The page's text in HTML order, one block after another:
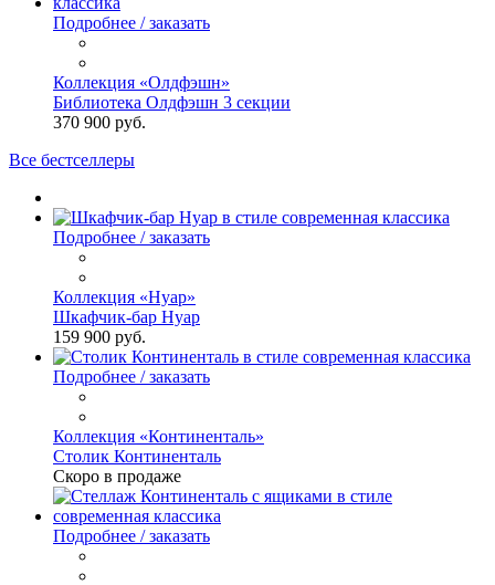
Подробнее / заказать
Коллекция «Олдфэшн»
Библиотека Олдфэшн 3 секции
370 900 руб.
Все бестселлеры
Подробнее / заказать
Коллекция «Нуар»
Шкафчик-бар Нуар
159 900 руб.
Подробнее / заказать
Коллекция «Континенталь»
Столик Континенталь
Скоро в продаже
Подробнее / заказать